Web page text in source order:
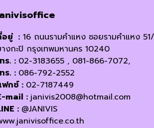
อยู่ : 16 ถนนรามคำแหง ซอยรามคำแหง
งกะปิ กรุงเทพมหานคร 10240
ร. : 02-3183655 , 081-866-7072,
ร. : 086-792-2552
กซ์ : 02-7187449
mail : janivis2008@hotmail.com
: @JANIVIS